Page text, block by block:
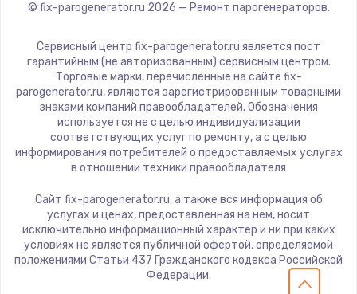
© fix-parogenerator.ru 2026 — Ремонт парогенераторов.
Сервисный центр fix-parogenerator.ru является пост
гарантийным (не авторизованным) сервисным центром.
Торговые марки, перечисленные на сайте fix-
parogenerator.ru, являются зарегистрированным товарными
знаками компаний правообладателей. Обозначения
используется не с целью индивидуализации
соответствующих услуг по ремонту, а с целью
информирования потребителей о предоставляемых услугах
в отношении техники правообладателя
Сайт fix-parogenerator.ru, а также вся информация об
услугах и ценах, предоставленная на нём, носит
исключительно информационный характер и ни при каких
условиях не является публичной офертой, определяемой
положениями Статьи 437 Гражданского кодекса Российской
Федерации.